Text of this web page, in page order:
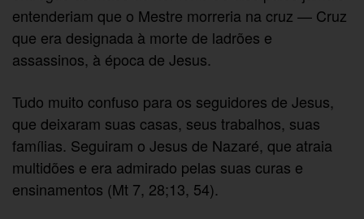
entenderiam que o Mestre morreria na cruz — Cruz
que era designada à morte de ladrões e
assassinos, à época de Jesus.
Tudo muito confuso para os seguidores de Jesus,
que deixaram suas casas, seus trabalhos, suas
famílias. Seguiram o Jesus de Nazaré, que atraia
multidões e era admirado pelas suas curas e
ensinamentos (Mt 7, 28;13, 54).